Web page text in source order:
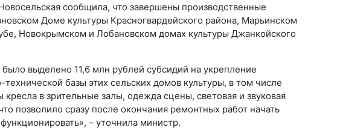
сообщила, что завершены производственные
Доме культуры Красногвардейского района, Марьинском
Новокрымском и Лобановском домах культуры Джанкойского
было выделено 11,6 млн рублей субсидий на укрепление
технической базы этих сельских домов культуры, в том числе
кресла в зрительные залы, одежда сцены, световая и звуковая
позволило сразу после окончания ремонтных работ начать
– уточнила министр.